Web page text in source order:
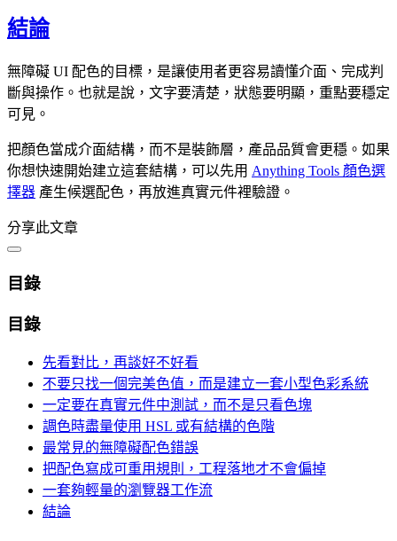
結論
無障礙 UI 配色的目標，是讓使用者更容易讀懂介面、完成判
斷與操作。也就是說，文字要清楚，狀態要明顯，重點要穩定
可見。
把顏色當成介面結構，而不是裝飾層，產品品質會更穩。如果
你想快速開始建立這套結構，可以先用 Anything Tools 顏色選
擇器 產生候選配色，再放進真實元件裡驗證。
分享此文章
目錄
目錄
先看對比，再談好不好看
不要只找一個完美色值，而是建立一套小型色彩系統
一定要在真實元件中測試，而不是只看色塊
調色時盡量使用 HSL 或有結構的色階
最常見的無障礙配色錯誤
把配色寫成可重用規則，工程落地才不會偏掉
一套夠輕量的瀏覽器工作流
結論